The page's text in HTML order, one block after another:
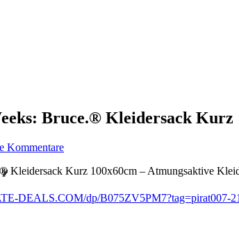
Bruce.® Kleidersack
Kommentare
® Kleidersack Kurz 100x60cm – Atmungsaktive
DEALS.COM/dp/B075ZV5PM7?tag=pirat007-21